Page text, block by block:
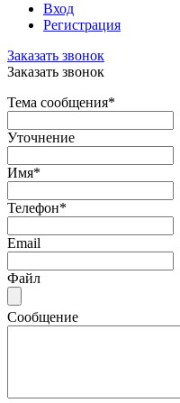
Вход
Регистрация
Заказать звонок
Заказать звонок
Тема сообщения*
Уточнение
Имя*
Телефон*
Email
Файл
Сообщение